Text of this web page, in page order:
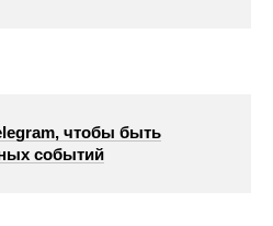
чтобы быть
событий